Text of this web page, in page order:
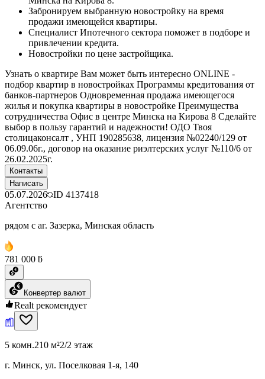
Забронируем выбранную новостройку на время
продажи имеющейся квартиры.
Специалист Ипотечного сектора поможет в подборе и
привлечении кредита.
Новостройки по цене застройщика.
Узнать о квартире Вам может быть интересно ONLINE -
подбор квартир в новостройках Программы кредитования от
банков-партнеров Одновременная продажа имеющегося
жилья и покупка квартиры в новостройке Преимущества
сотрудничества Офис в центре Минска на Кирова 8 Сделайте
выбор в пользу гарантий и надежности! ОДО Твоя
столицаконсалт , УНП 190285638, лицензия №02240/129 от
06.09.06г., договор на оказание риэлтерских услуг №110/6 от
26.02.2025г.
Контакты
Написать
05.07.2026 ID 4137418
Агентство
рядом с аг. Зазерка, Минская область
781 000 ƃ
Конвертер валют
Realt рекомендует
5 комн.210 м²2/2 этаж
г. Минск, ул. Поселковая 1-я, 140